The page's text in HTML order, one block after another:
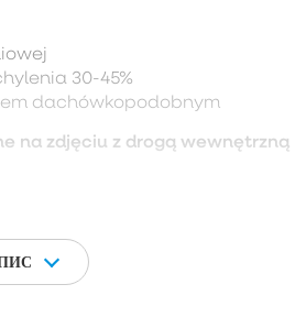
30-45%
dachówkopodobnym
na zdjęciu z drogą wewnętrzną